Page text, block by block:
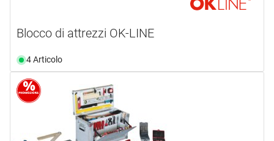
Blocco di attrezzi OK-LINE
4 Articolo